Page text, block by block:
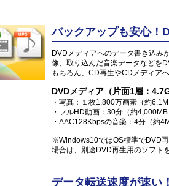
バックアップも安心！
DVDメディアへのデータ書き込み
像、取り込んだ音楽データなどを
もちろん、CD再生やCDメディア
DVDメディア（片面1層：
・写真：１枚1,800万画素（約
・フルHD動画：30分（約
・AAC128Kbpsの音楽：4分（約
※Windows10ではOS標準でDVD
場合は、別途DVD再生用のソフト
データ転送速度が速い